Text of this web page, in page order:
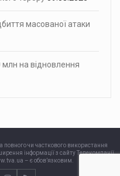
масованої атаки
млн на відновлення
чи часткового використання
інформації з сайту Телекомпанії
– є обов’язковим.